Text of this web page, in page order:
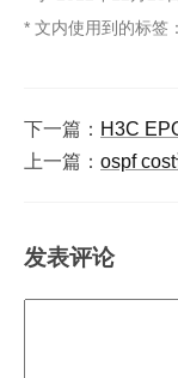
* 文内使用到的标签：
下一篇： H3C
上一篇： ospf
发表评论